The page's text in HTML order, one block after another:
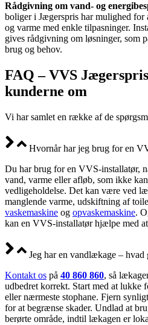
Rådgivning om vand- og
boliger i Jægerspris har mulighed for
og varme med enkle tilpasninger.
gives rådgivning om løsninger, som
brug og behov.
FAQ – VVS
kunderne om
Vi har samlet en række af de
Hvornår har jeg brug for en
Du har brug for en VVS-installatør,
vand, varme eller afløb, som ikke
vedligeholdelse. Det kan være ved
manglende varme, udskiftning af
vaskemaskine og opvaskemaskine.
kan en VVS-installatør hjælpe med at
Jeg har en vandlækage – hvad
Kontakt os på 40 860 860, så
udbedret korrekt. Start med at lukke
eller nærmeste stophane. Fjern
for at begrænse skader. Undlad at
berørte område, indtil lækagen er